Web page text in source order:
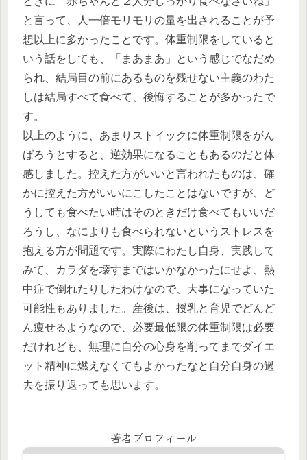
と言って、人一倍モリモリの量を出されることが予
想以上に多かったことです。体重制限をしていると
いう話をしても、「まあまあ」という感じでなだめ
られ、結局目の前にあるものを残せない主義のわた
しは結局すべて食べて、後悔することが多かったで
す。
以上のように、あまりストイックに体重制限をがん
ばろうとすると、逆効果になることもあるのだと体
感しました。控えた方がいいと言われたものは、確
かに控えた方がいいにこしたことはないですが、ど
うしても食べたい時はそのときだけ食べてもいいだ
ろうし、なによりも食べられないというストレスを
抱える方が問題です。実際にわたし自身、実践して
みて、カラダを壊すまではいかなかったにせよ、熱
中症で倒れたりしたわけなので、大事になっていた
可能性もありました。産後は、授乳と育児でどんど
ん痩せるようなので、必要最低限の体重制限は必要
だけれども、無理に自分の心身を削ってまでダイエ
ット精神に燃えなくてもよかったなと自分自身の過
去を振り返っても思います。
著者プロフィール